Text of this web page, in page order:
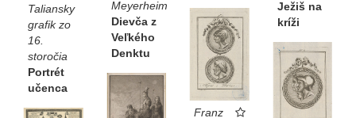
Taliansky
grafik zo
16.
storočia
Portrét
učenca
Meyerheim
Dievča z
Veľkého
Denktu
Ježiš na
kríži
Franz